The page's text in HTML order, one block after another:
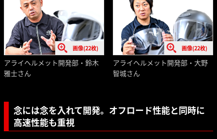
画像(22枚)
アライヘルメット開発部・鈴木
雅士さん
画像(22枚)
アライヘルメット開発部・大野
智城さん
念には念を入れて開発。オフロード性能と同時に
高速性能も重視